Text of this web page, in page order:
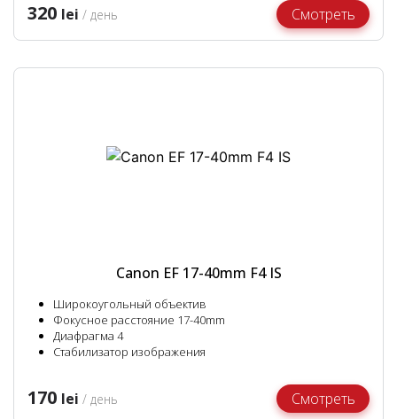
320 lei / день Смотреть
Canon EF 17-40mm F4 IS
Широкоугольный объектив
Фокусное расстояние 17-40mm
Диафрагма 4
Стабилизатор изображения
170 lei / день Смотреть